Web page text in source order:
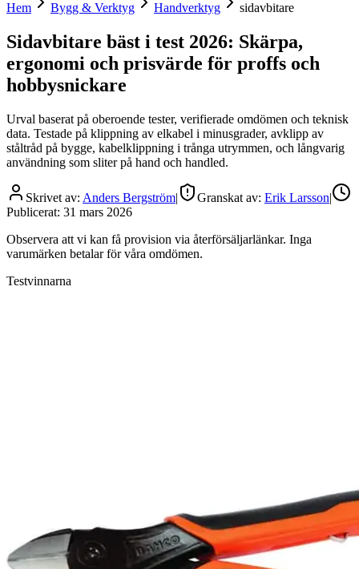
Hem Bygg & Verktyg Handverktyg sidavbitare
Sidavbitare bäst i test 2026: Skärpa,
ergonomi och prisvärde för proffs och
hobbysnickare
Urval baserat på oberoende tester, verifierade omdömen och teknisk
data. Testade på klippning av elkabel i minusgrader, avklipp av
ståltråd på bygge, kabelklippning i trånga utrymmen, och långvarig
användning som sliter på hand och handled.
Skrivet av: Anders Bergström| Granskat av: Erik Larsson|
Publicerat: 31 mars 2026
Observera att vi kan få provision via återförsäljarlänkar. Inga
varumärken betalar för våra omdömen.
Testvinnarna